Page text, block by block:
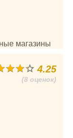
магазины
4.25
(8 оценок)